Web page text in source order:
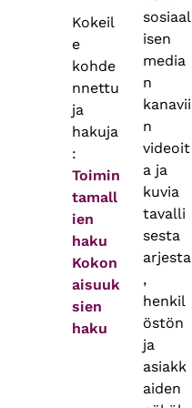
Kokeil
e
kohde
nnettu
ja
hakuja
:
Toimin
tamall
ien
haku
Kokon
aisuuk
sien
haku
sosiaal
isen
media
n
kanavii
n
videoit
a ja
kuvia
tavalli
sesta
arjesta
,
henkil
östön
ja
asiakk
aiden